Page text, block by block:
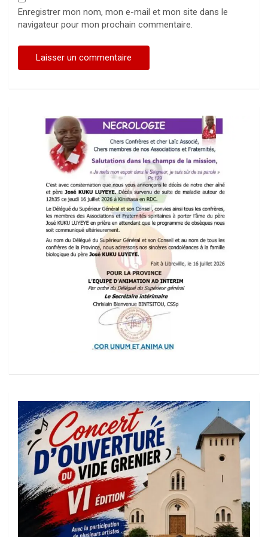
Enregistrer mon nom, mon e-mail et mon site dans le
navigateur pour mon prochain commentaire.